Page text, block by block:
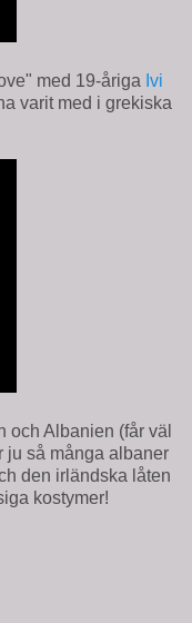
med 19-åriga Ivi
varit med i grekiska
och Albanien (får väl
ju så många albaner
den irländska låten
kostymer!